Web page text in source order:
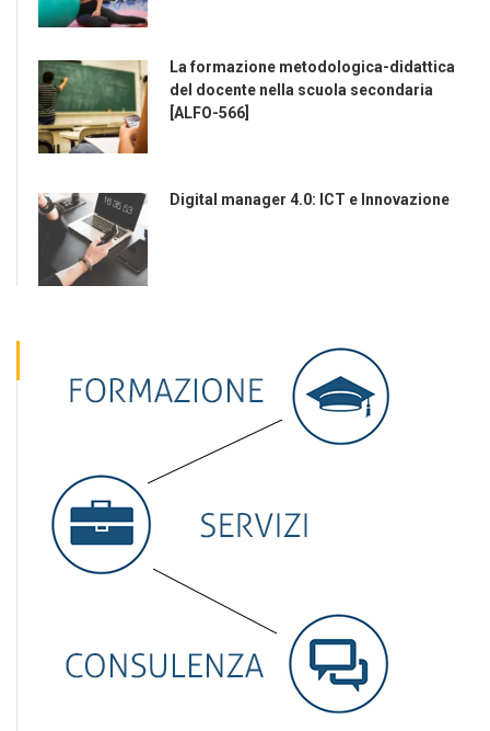
La formazione metodologica-didattica
del docente nella scuola secondaria
[ALFO-566]
Digital manager 4.0: ICT e Innovazione